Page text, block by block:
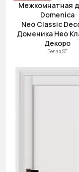
Межкомнатная
Domenica
Neo Classic
Доменика Нео
Декоро
Белая ST